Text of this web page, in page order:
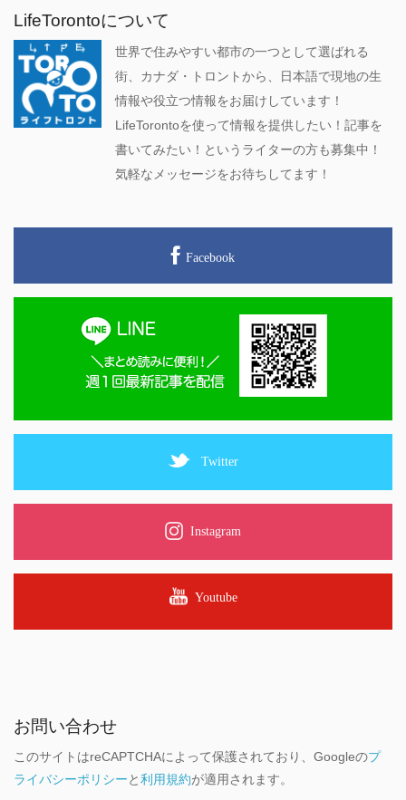
LifeTorontoについて
世界で住みやすい都市の一つとして選ばれる
街、カナダ・トロントから、日本語で現地の生
情報や役立つ情報をお届けしています！
LifeTorontoを使って情報を提供したい！記事を
書いてみたい！というライターの方も募集中！
気軽なメッセージをお待ちしてます！
Facebook
Twitter
Instagram
Youtube
お問い合わせ
このサイトはreCAPTCHAによって保護されており、Googleのプ
ライバシーポリシーと利用規約が適用されます。